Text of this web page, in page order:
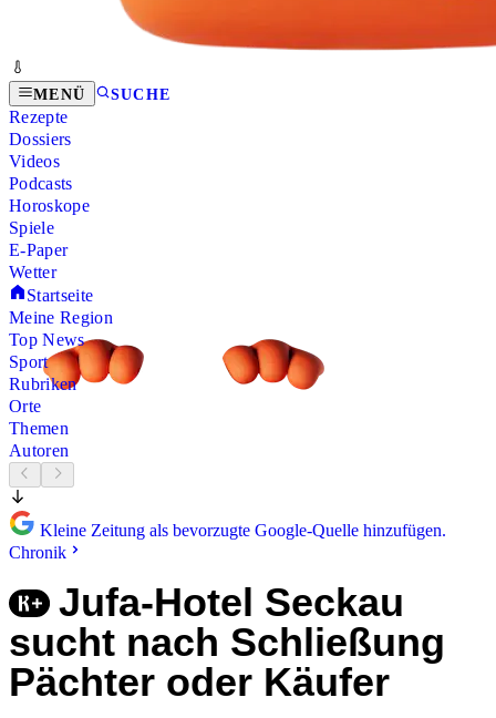
MENÜ SUCHE
Rezepte
Dossiers
Videos
Podcasts
Horoskope
Spiele
E-Paper
Wetter
Startseite
Meine Region
Top News
Sport
Rubriken
Orte
Themen
Autoren
Kleine Zeitung als bevorzugte Google-Quelle hinzufügen.
Chronik
Jufa-Hotel Seckau
sucht nach Schließung
Pächter oder Käufer